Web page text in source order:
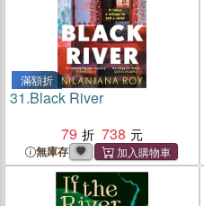
滿額折
31.Black River
79
738
無庫存